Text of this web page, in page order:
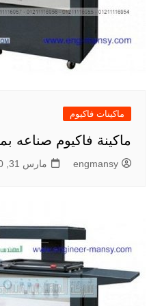
ماكينات فاكيوم
ماكينة فاكيوم صناعه
engmansy مارس 31, 2020